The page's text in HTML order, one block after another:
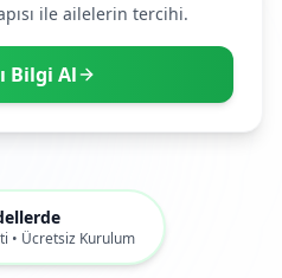
ile ailelerin tercihi.
Bilgi Al
• Ücretsiz Kurulum